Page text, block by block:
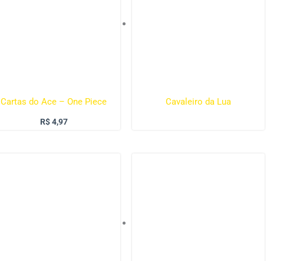
Cartas do Ace – One Piece
R$4,97
Cavaleiro da Lua